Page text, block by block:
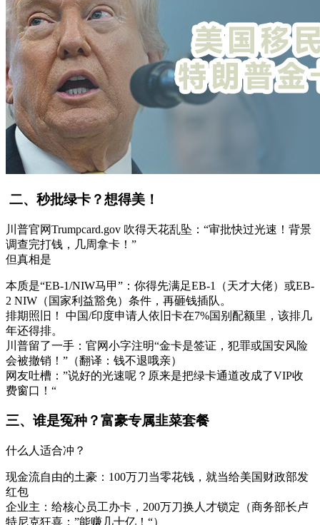
️ 二、秒批绿卡？想得美！
川普官网Trumpcard.gov 吹得天花乱坠：“审批快过光速！背景
调查完打钱，几周拿卡！”
但真相是
本质是“EB-1/NIW马甲”：你得先满足EB-1（天才大佬）或EB-
2 NIW（国家利益豁免）条件，再砸钱插队。
排期照旧！ 中国/印度申请人依旧卡在7%国别配额里，该排几
年还得排。
川普留了一手：官网小字注明“金卡是签证，犯罪或国安风险
会被撤销！”（翻译：钱不退哦亲）
网友吐槽：”说好的光速呢？原来是把绿卡通道改成了VIP收
费窗口！“
三、谁是冤种？富豪专属韭菜套餐
什么人适合冲？
现金流自由的土豪：100万刀当零花钱，就当给美国财政部发
红包
企业主：给核心员工办卡，200万刀换人才锁定（商务部长卢
特尼克狂喜：”能赚几十亿！“）